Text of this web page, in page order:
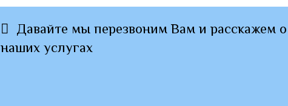
Давайте мы перезвоним Вам и расскажем о
наших услугах